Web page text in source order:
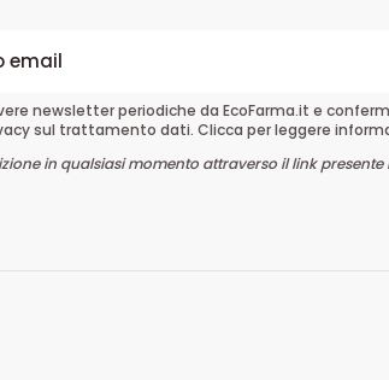
newsletter periodiche da EcoFarma.it e
sul trattamento dati. Clicca per leggere
in qualsiasi momento attraverso il link